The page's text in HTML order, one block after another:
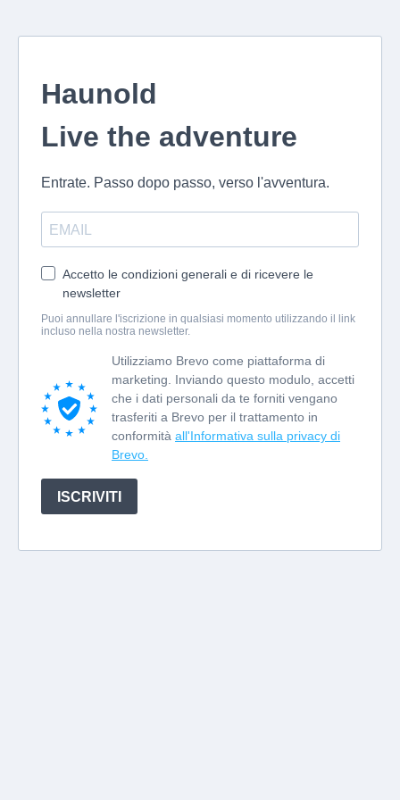
Haunold
Live the adventure
Entrate. Passo dopo passo, verso l'avventura.
Accetto le condizioni generali e di ricevere le
newsletter
Puoi annullare l'iscrizione in qualsiasi momento utilizzando il link
incluso nella nostra newsletter.
Utilizziamo Brevo come piattaforma di
marketing. Inviando questo modulo, accetti
che i dati personali da te forniti vengano
trasferiti a Brevo per il trattamento in
conformità all'Informativa sulla privacy di
Brevo.
ISCRIVITI